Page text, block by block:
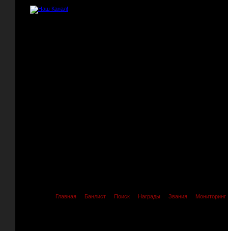
Главная Банлист Поиск Награды Звания Мониторинг